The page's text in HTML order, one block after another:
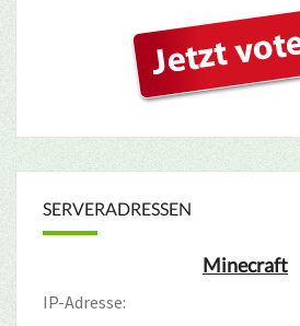
SERVERADRESSEN
Minecraft
IP-Adresse: